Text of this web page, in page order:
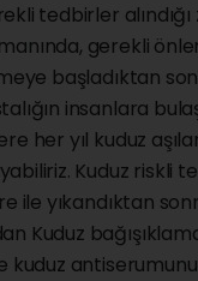
tedbirler
gerekli
başladıktan
insanlara
her yıl kuduz
Kuduz riskli
ile yıkandıktan
Kuduz